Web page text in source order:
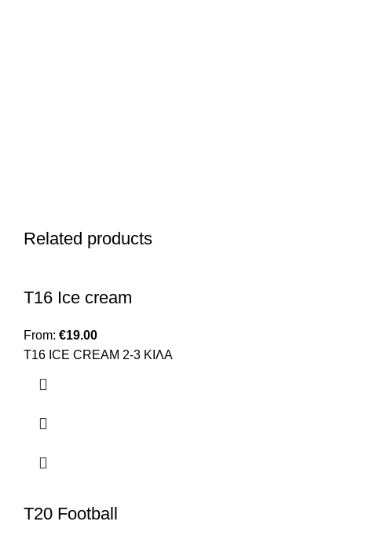
Related products
T16 Ice cream
From: €19.00
Τ16 ICE CREAM 2-3 KIΛΑ
T20 Football